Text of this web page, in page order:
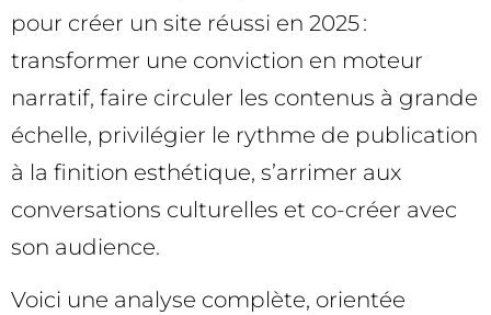
pour créer un site réussi en 2025 :
transformer une conviction en moteur
narratif, faire circuler les contenus à grande
échelle, privilégier le rythme de publication
à la finition esthétique, s’arrimer aux
conversations culturelles et co-créer avec
son audience.
Voici une analyse complète, orientée